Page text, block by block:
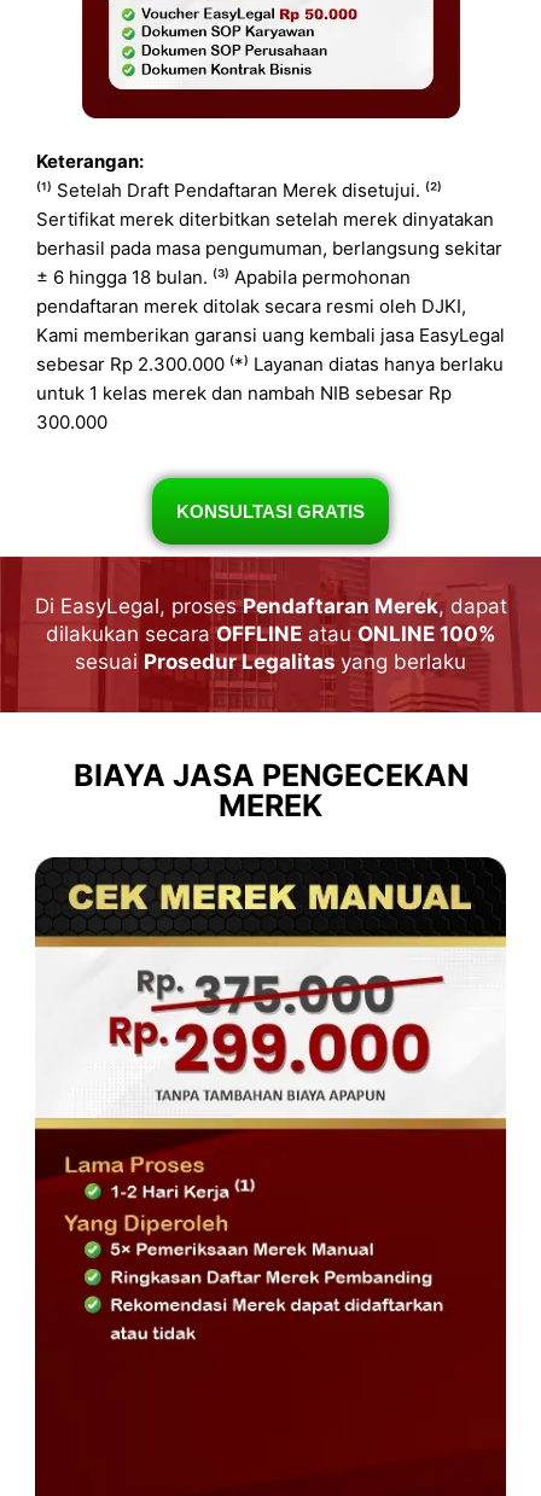
Keterangan:
⁽¹⁾ Setelah Draft Pendaftaran Merek disetujui. ⁽²⁾
Sertifikat merek diterbitkan setelah merek dinyatakan
berhasil pada masa pengumuman, berlangsung sekitar
± 6 hingga 18 bulan. ⁽³⁾ Apabila permohonan
pendaftaran merek ditolak secara resmi oleh DJKI,
Kami memberikan garansi uang kembali jasa EasyLegal
sebesar Rp 2.300.000 ⁽*⁾ Layanan diatas hanya berlaku
untuk 1 kelas merek dan nambah NIB sebesar Rp
300.000
KONSULTASI GRATIS
Di EasyLegal, prosesPendaftaran Merek, dapat
dilakukan secaraOFFLINEatau ONLINE 100%
sesuai Prosedur Legalitas yang berlaku
BIAYA JASA PENGECEKAN
MEREK